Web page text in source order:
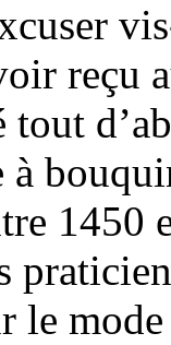
reçu
tout
à
1450
le